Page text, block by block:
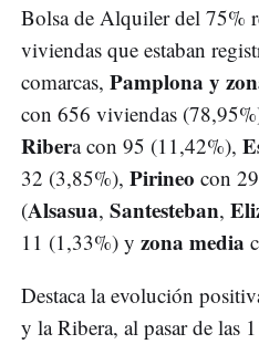
Bolsa de Alquiler del 75%
viviendas que estaban
comarcas, Pamplona y
con 656 viviendas
Ribera con 95 (11,42%),
32 (3,85%), Pirineo con
(Alsasua, Santesteban,
11 (1,33%) y zona media
Destaca la evolución
y la Ribera, al pasar de las